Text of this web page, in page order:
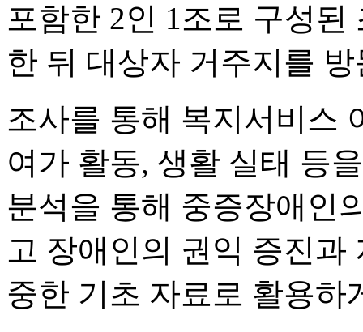
포함한 2인 1조로 구성
한 뒤 대상자 거주지를
조사를 통해 복지서비스
여가 활동, 생활 실태 등
분석을 통해 중증장애인
고 장애인의 권익 증진과
중한 기초 자료로 활용하